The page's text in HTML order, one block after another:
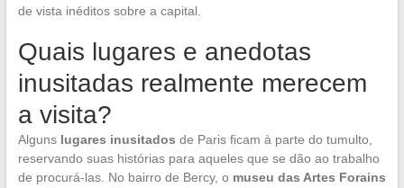
de vista inéditos sobre a capital.
Quais lugares e anedotas
inusitadas realmente merecem
a visita?
Alguns lugares inusitados de Paris ficam à parte do tumulto,
reservando suas histórias para aqueles que se dão ao trabalho
de procurá-las. No bairro de Bercy, o museu das Artes Forains